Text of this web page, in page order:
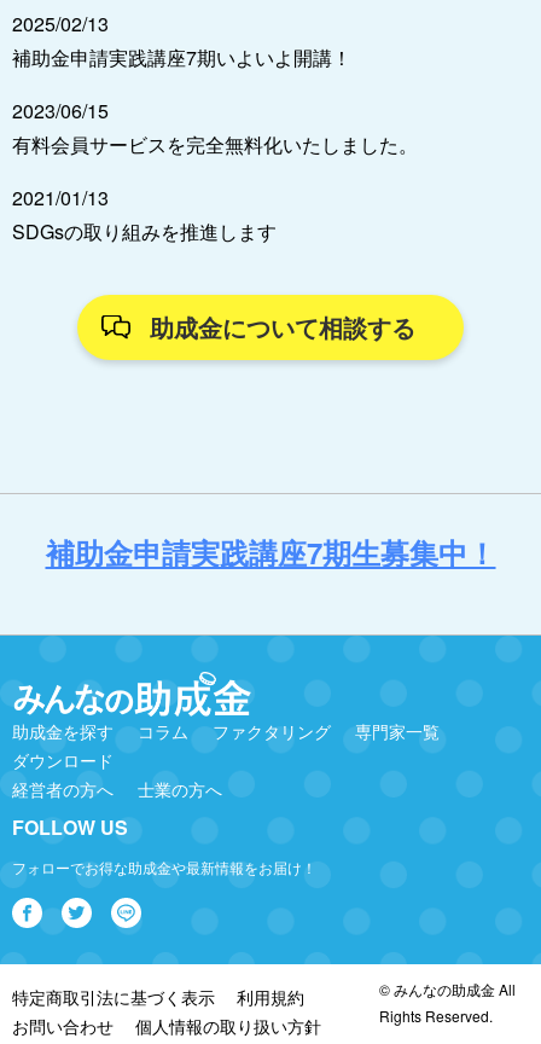
2025/02/13
補助金申請実践講座7期いよいよ開講！
2023/06/15
有料会員サービスを完全無料化いたしました。
2021/01/13
SDGsの取り組みを推進します
助成金について相談する
補助金申請実践講座7期生募集中！
助成金を探す コラム ファクタリング
専門家一覧
ダウンロード
経営者の方へ
士業の方へ
FOLLOW US
フォローでお得な助成金や最新情報をお届け！
特定商取引法に基づく表示
利用規約
お問い合わせ
個人情報の取り扱い方針
© みんなの助成金 All
Rights Reserved.